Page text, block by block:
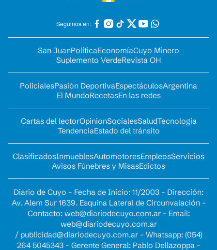
Seguinos en:
San JuanPolíticaEconomíaCuyo Minero
Suplemento VerdeRevista OH
PolicialesPasión DeportivaEspectáculosArgentina
El MundoRecetasEn las redes
Cartas del lectorOpinionSocialesSaludTecnología
TendenciaEstado del tránsito
ClasificadosInmueblesAutomotoresEmpleosServicios
Avisos Fúnebres y MisasEdictos
Diario de Cuyo - Fecha de Inicio: 11/2003 - Dirección:
Av. Alem Sur 1639. Esquina Lateral de Circunvalación -
Contacto: web@diariodecuyo.com.ar- Email:
web@diariodecuyo.com.ar
/ publicidad@diariodecuyo.com.ar- Whatsapp: (054)
264 5045343 - Gerente General: Pablo Dellazoppa -